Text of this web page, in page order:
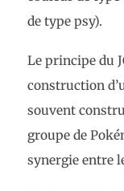
de type psy).
Le principe du
construction
souvent
groupe de
synergie entre